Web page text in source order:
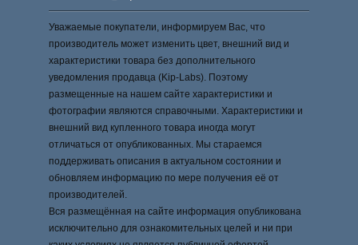
Уважаемые покупатели, информируем Вас, что
производитель может изменить цвет, внешний вид и
характеристики товара без дополнительного
уведомления продавца (Kip-Labs). Поэтому
размещенные на нашем сайте характеристики и
фотографии являются справочными. Характеристики и
внешний вид купленного товара иногда могут
отличаться от опубликованных. Мы стараемся
поддерживать описания в актуальном состоянии и
обновляем информацию по мере получения её от
производителей.
Вся размещённая на сайте информация опубликована
исключительно для ознакомительных целей и ни при